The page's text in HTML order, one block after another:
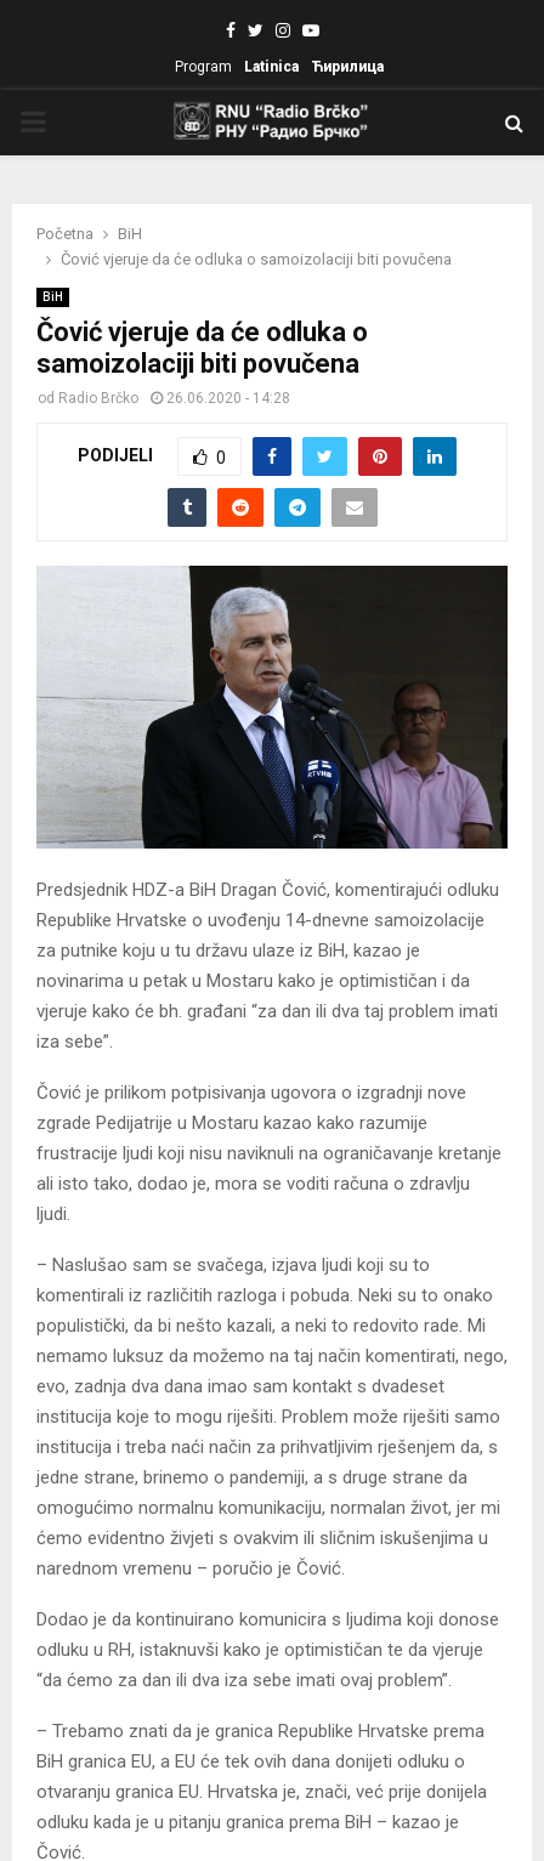
Facebook
TwitterInstagram
Youtube
Program Latinica Ћирилица
Početna
BiH
Čović vjeruje da će odluka o samoizolaciji biti povučena
BiH
Čović vjeruje da će odluka o
samoizolaciji biti povučena
od Radio Brčko 26.06.2020 - 14:28
PODIJELI 0
Predsjednik HDZ-a BiH Dragan Čović, komentirajući odluku
Republike Hrvatske o uvođenju 14-dnevne samoizolacije
za putnike koju u tu državu ulaze iz BiH, kazao je
novinarima u petak u Mostaru kako je optimističan i da
vjeruje kako će bh. građani “za dan ili dva taj problem imati
iza sebe”.
Čović je prilikom potpisivanja ugovora o izgradnji nove
zgrade Pedijatrije u Mostaru kazao kako razumije
frustracije ljudi koji nisu naviknuli na ograničavanje kretanje
ali isto tako, dodao je, mora se voditi računa o zdravlju
ljudi.
– Naslušao sam se svačega, izjava ljudi koji su to
komentirali iz različitih razloga i pobuda. Neki su to onako
populistički, da bi nešto kazali, a neki to redovito rade. Mi
nemamo luksuz da možemo na taj način komentirati, nego,
evo, zadnja dva dana imao sam kontakt s dvadeset
institucija koje to mogu riješiti. Problem može riješiti samo
institucija i treba naći način za prihvatljivim rješenjem da, s
jedne strane, brinemo o pandemiji, a s druge strane da
omogućimo normalnu komunikaciju, normalan život, jer mi
ćemo evidentno živjeti s ovakvim ili sličnim iskušenjima u
narednom vremenu – poručio je Čović.
Dodao je da kontinuirano komunicira s ljudima koji donose
odluku u RH, istaknuvši kako je optimističan te da vjeruje
“da ćemo za dan ili dva iza sebe imati ovaj problem”.
– Trebamo znati da je granica Republike Hrvatske prema
BiH granica EU, a EU će tek ovih dana donijeti odluku o
otvaranju granica EU. Hrvatska je, znači, već prije donijela
odluku kada je u pitanju granica prema BiH – kazao je
Čović.